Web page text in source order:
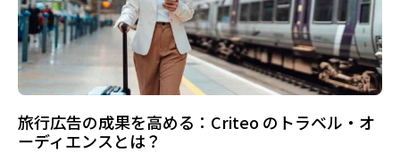
旅行広告の成果を高める：Criteo のトラベル・オ
ーディエンスとは？